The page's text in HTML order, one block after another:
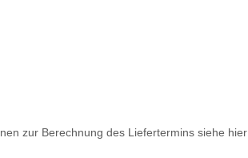
zur Berechnung des Liefertermins siehe hier